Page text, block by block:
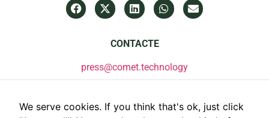
CONTACTE
press@comet.technology
We serve cookies. If you think that's ok, just click